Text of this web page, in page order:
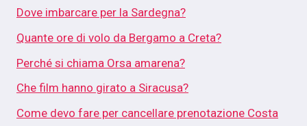
Dove imbarcare per la Sardegna?
Quante ore di volo da Bergamo a Creta?
Perché si chiama Orsa amarena?
Che film hanno girato a Siracusa?
Come devo fare per cancellare prenotazione Costa